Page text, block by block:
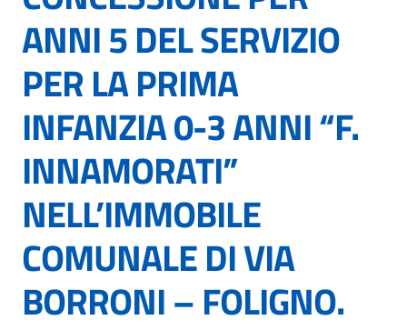
ANNI 5 DEL SERVIZIO
PER LA PRIMA
INFANZIA 0-3 ANNI “F.
INNAMORATI”
NELL’IMMOBILE
COMUNALE DI VIA
BORRONI – FOLIGNO.